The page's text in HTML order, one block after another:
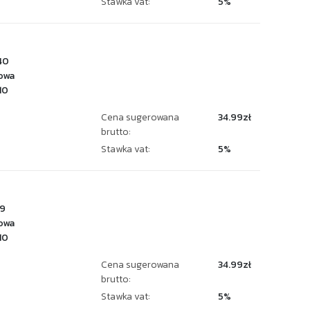
Cena sugerowana
brutto:
34.99zł
Stawka vat: 5%
Cena sugerowana
brutto:
34.99zł
Stawka vat: 5%